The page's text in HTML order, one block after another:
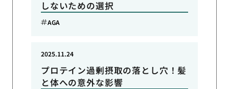
しないための選択
AGA
プロテイン過剰摂取の落とし穴！髪
と体への意外な影響
2025.11.24